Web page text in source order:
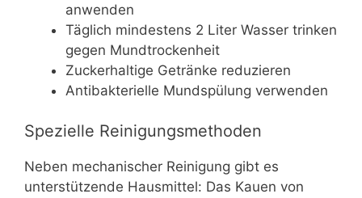
anwenden
Täglich mindestens 2 Liter Wasser trinken
gegen Mundtrockenheit
Zuckerhaltige Getränke reduzieren
Antibakterielle Mundspülung verwenden
Spezielle Reinigungsmethoden
Neben mechanischer Reinigung gibt es
unterstützende Hausmittel: Das Kauen von